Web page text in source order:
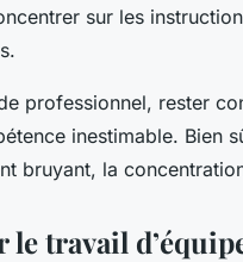
sur les
professionnel, rester
inestimable. Bien
bruyant, la
le travail